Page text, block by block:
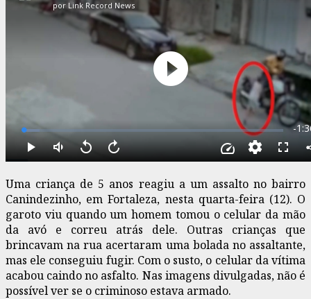
Uma criança de 5 anos reagiu a um assalto no bairro
Canindezinho, em Fortaleza, nesta quarta-feira (12). O
garoto viu quando um homem tomou o celular da mão
da avó e correu atrás dele. Outras crianças que
brincavam na rua acertaram uma bolada no assaltante,
mas ele conseguiu fugir. Com o susto, o celular da vítima
acabou caindo no asfalto. Nas imagens divulgadas, não é
possível ver se o criminoso estava armado.